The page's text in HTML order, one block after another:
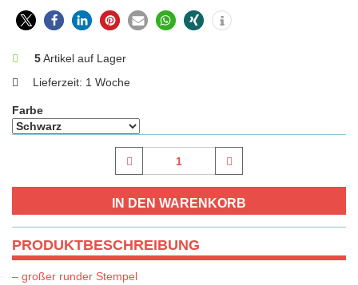
5Artikel auf Lager
Lieferzeit: 1 Woche
Farbe
PRODUKTBESCHREIBUNG
– großer runder Stempel